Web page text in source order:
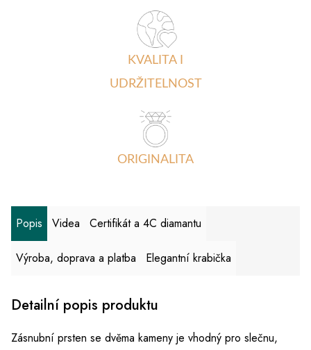
KVALITA I
UDRŽITELNOST
ORIGINALITA
Popis Videa Certifikát a 4C diamantu
Výroba, doprava a platba Elegantní krabička
Detailní popis produktu
Zásnubní prsten se dvěma kameny je vhodný pro slečnu,